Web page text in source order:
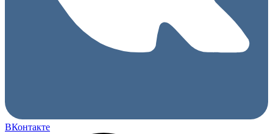
ВКонтакте